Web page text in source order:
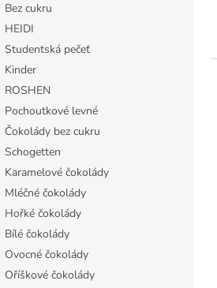
Bez cukru
HEIDI
Studentská pečeť
Kinder
ROSHEN
Pochoutkové levné
Čokolády bez cukru
Schogetten
Karamelové čokolády
Mléčné čokolády
Hořké čokolády
Bílé čokolády
Ovocné čokolády
Oříškové čokolády